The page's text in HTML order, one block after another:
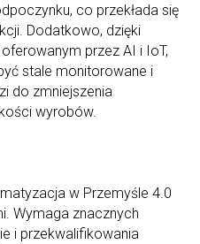
co przekłada się
Dodatkowo, dzięki
przez AI i IoT,
stale monitorowane i
do zmniejszenia
wyrobów.
w Przemyśle 4.0
Wymaga znacznych
i przekwalifikowania